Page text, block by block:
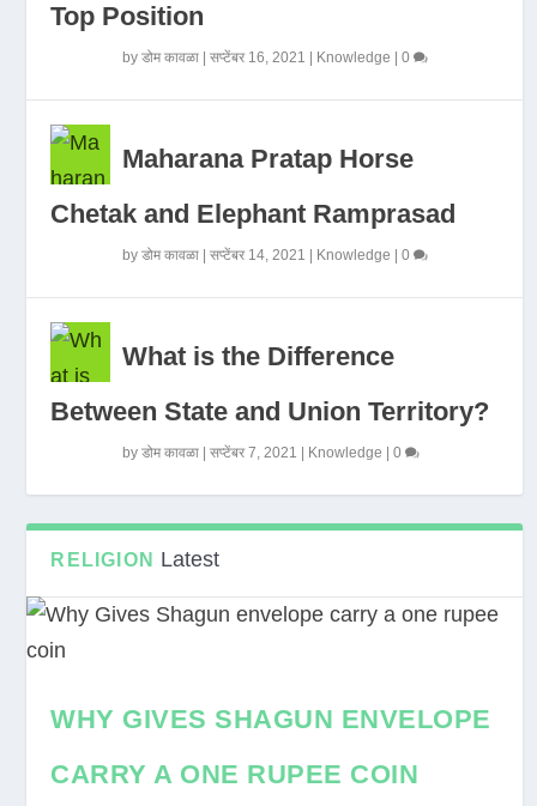
Top Position
byडोम कावळा |सप्टेंबर 16, 2021 Knowledge |0
Maharana Pratap Horse
Chetak and Elephant Ramprasad
byडोम कावळा |सप्टेंबर 14, 2021 Knowledge |0
What is the Difference
Between State and Union Territory?
byडोम कावळा |सप्टेंबर 7, 2021 Knowledge |0
RELIGION Latest
WHY GIVES SHAGUN ENVELOPE
CARRY A ONE RUPEE COIN